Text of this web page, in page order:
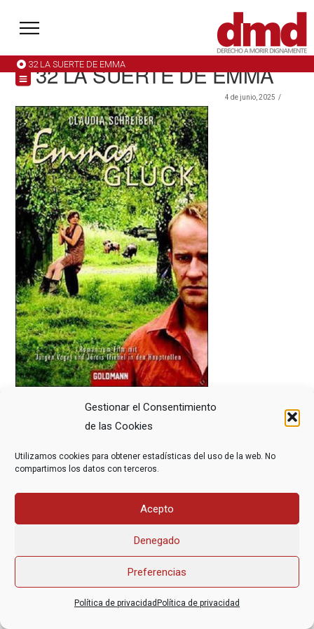
Gestionar el Consentimiento
de las Cookies
Utilizamos cookies para obtener estadísticas del uso de la web. No
compartimos los datos con terceros.
Acepto
Denegado
Preferencias
Política de privacidad Política de privacidad
32 LA SUERTE DE EMMA
32 LA SUERTE DE EMMA
4 de junio, 2025
informacion@derechoamorir.org